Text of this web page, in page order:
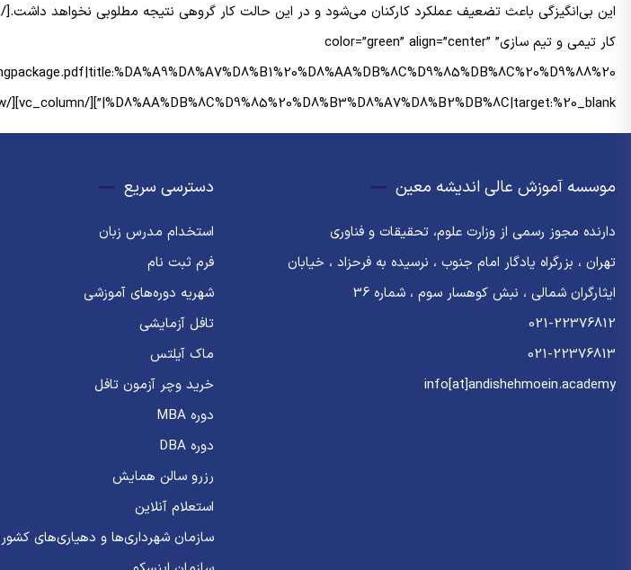
کار تیمی و تیم سازی” color=”green” align=”center”
%D8%AA%DB%8C%D9%85%20%D8%B3%D8%A7%D8%B2%DB%8C|target:%20_blank|”][/vc_column][/vc_row]
موسسه آموزش عالی اندیشه معین
دارنده مجوز رسمی از وزارت علوم، تحقیقات و فناوری
تهران ، بزرگراه یادگار امام جنوب ، نرسیده به فرحزاد ، خیابان
ایثارگران شمالی ، نبش کوهسار سوم ، شماره 36
021-22376812
021-22376813
info[at]andishehmoein.academy
دسترسی سریع
استخدام مدرس زبان
فرم ثبت نام
شهریه دوره‌های آموزشی
تافل آزمایشی
ماک آیلتس
خرید وچر آزمون تافل
دوره MBA
دوره DBA
رزرو سالن همایش
استعلام آنلاین
سازمان شهرداری‌ها و دهیاری‌های کشور